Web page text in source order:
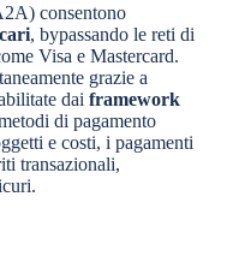
consentono
, bypassando le reti di
Visa e Mastercard.
grazie a
dai framework
di pagamento
e costi, i pagamenti
transazionali,